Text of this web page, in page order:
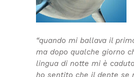
“quando mi ballava il
ma dopo qualche giorno
lingua di notte mi è
ho sentito che il dente se